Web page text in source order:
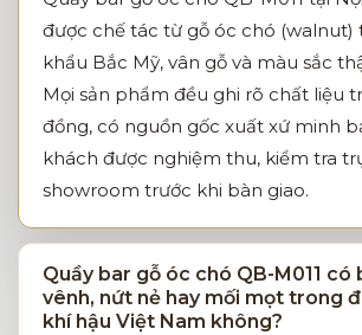
được chế tác từ gỗ óc chó (walnut)
khẩu Bắc Mỹ, vân gỗ và màu sắc
Mọi sản phẩm đều ghi rõ chất liệu
đồng, có nguồn gốc xuất xứ minh
khách được nghiệm thu, kiểm tra
showroom trước khi bàn giao.
Quầy bar gỗ óc chó QB-M011 có
vênh, nứt nẻ hay mối mọt trong
khí hậu Việt Nam không?